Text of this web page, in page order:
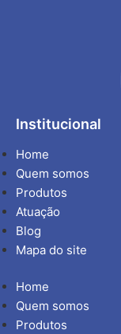
Institucional
Home
Quem somos
Produtos
Atuação
Blog
Mapa do site
Home
Quem somos
Produtos